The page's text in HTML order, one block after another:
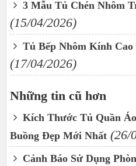
3 Mẫu Tủ Chén Nhôm
(15/04/2026)
Tủ Bếp Nhôm Kính Cao
(17/04/2026)
Những tin cũ hơn
Kích Thước Tủ Quần
Buồng Đẹp Mới Nhất (26/
Cảnh Báo Sử Dụng